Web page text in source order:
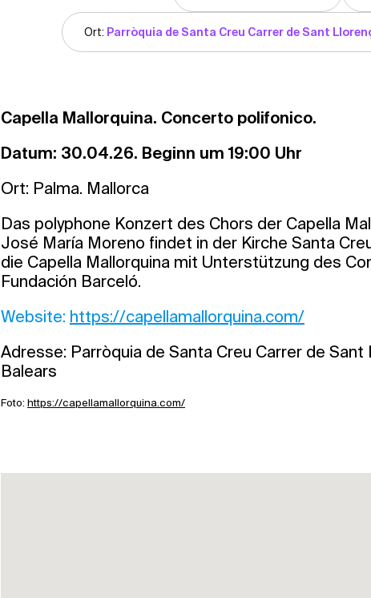
Ort: Parròquia de Santa Creu Carrer de Sant
Capella Mallorquina. Concerto polifonico.
Datum: 30.04.26. Beginn um 19:00 Uhr
Ort: Palma. Mallorca
Das polyphone Konzert des Chors der Capella
José María Moreno findet in der Kirche Santa
die Capella Mallorquina mit Unterstützung des
Fundación Barceló.
Website: https://capellamallorquina.com/
Adresse: Parròquia de Santa Creu Carrer de Sant
Balears
Foto: https://capellamallorquina.com/